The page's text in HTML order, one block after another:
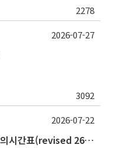
2278
3092
2026-07-27
2026학년도 2학기 보건대학원 강의시간표(revised 260803)(2026 2nd SEMESTER SNU GSPH TIMETABLE)
2026-07-22